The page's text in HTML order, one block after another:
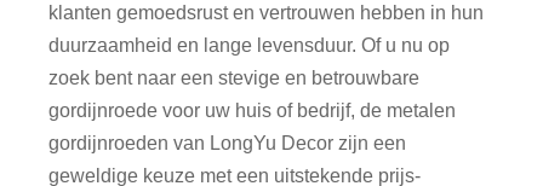
klanten gemoedsrust en vertrouwen hebben in hun
duurzaamheid en lange levensduur. Of u nu op
zoek bent naar een stevige en betrouwbare
gordijnroede voor uw huis of bedrijf, de metalen
gordijnroeden van LongYu Decor zijn een
geweldige keuze met een uitstekende prijs-